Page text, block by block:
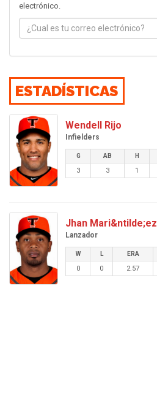
electrónico.
ESTADÍSTICAS
Wendell Rijo
Infielders
G AB H
3 3 1
Jhan Mari&ntilde;ez
Lanzador
W L ERA
0 0 2.57